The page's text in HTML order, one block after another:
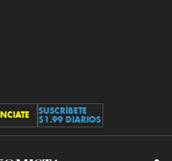
SUSCRÍBETE
$1.99 DIARIOS